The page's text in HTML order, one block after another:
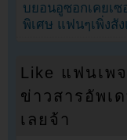
บยอนอูซอกเคยเซ
พิเศษ แฟนๆเพิ่งสั
Like แฟนเพ
ข่าวสารอัพเ
เลยจ้า